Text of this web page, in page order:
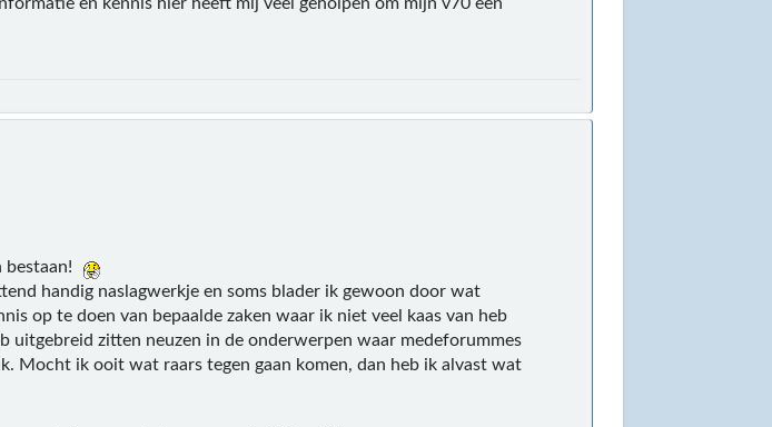
bestaan!
handig naslagwerkje en soms blader ik gewoon door wat
op te doen van bepaalde zaken waar ik niet veel kaas van heb
uitgebreid zitten neuzen in de onderwerpen waar medeforummes
Mocht ik ooit wat raars tegen gaan komen, dan heb ik alvast wat